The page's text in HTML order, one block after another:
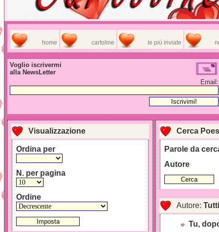
home cartoline le più inviate
Voglio iscrivermi
alla NewsLetter
Email:
Visualizzazione
Ordina per
N. per pagina
Ordine
Cerca
Parole da
Autore
Autore: Tutti
Tu,